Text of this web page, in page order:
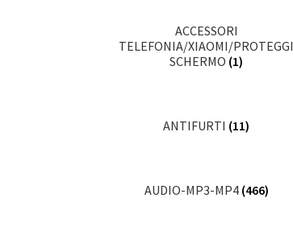
ACCESSORI
TELEFONIA/XIAOMI/PROTEGGI
SCHERMO (1)
ANTIFURTI (11)
AUDIO-MP3-MP4 (466)